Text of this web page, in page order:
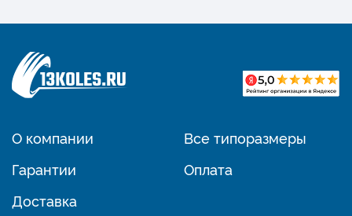
О компании
Гарантии
Доставка
Все типоразмеры
Оплата